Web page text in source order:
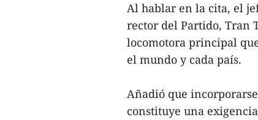
Al hablar en la cita, el
rector del Partido, Tran
locomotora principal
el mundo y cada país.
Añadió que
constituye una